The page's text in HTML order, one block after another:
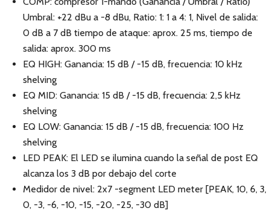
Umbral: +22 dBu a -8 dBu, Ratio: 1: 1 a 4: 1, Nivel de salida:
0 dB a 7 dB tiempo de ataque: aprox. 25 ms, tiempo de
salida: aprox. 300 ms
EQ HIGH: Ganancia: 15 dB / -15 dB, frecuencia: 10 kHz
shelving
EQ MID: Ganancia: 15 dB / -15 dB, frecuencia: 2,5 kHz
shelving
EQ LOW: Ganancia: 15 dB / -15 dB, frecuencia: 100 Hz
shelving
LED PEAK: El LED se ilumina cuando la señal de post EQ
alcanza los 3 dB por debajo del corte
Medidor de nivel: 2x7 -segment LED meter [PEAK, 10, 6, 3,
0, -3, -6, -10, -15, -20, -25, -30 dB]